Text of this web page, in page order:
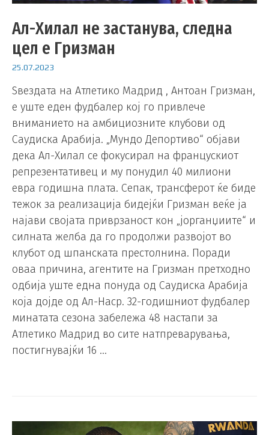
Ал-Хилал не застанува, следна
цел е Гризман
25.07.2023
Ѕвездата на Атлетико Мадрид , Антоан Гризман,
е уште еден фудбалер кој го привлече
вниманието на амбициозните клубови од
Саудиска Арабија. „Мундо Депортиво“ објави
дека Ал-Хилал се фокусирал на францускиот
репрезентативец и му понудил 40 милиони
евра годишна плата. Сепак, трансферот ќе биде
тежок за реализација бидејќи Гризман веќе ја
најави својата приврзаност кон „јорганџиите“ и
силната желба да го продолжи развојот во
клубот од шпанската престолнина. Поради
оваа причина, агентите на Гризман претходно
одбија уште една понуда од Саудиска Арабија
која дојде од Ал-Наср. 32-годишниот фудбалер
минатата сезона забележа 48 настапи за
Атлетико Мадрид во сите натпреварувања,
постигнувајќи 16 …